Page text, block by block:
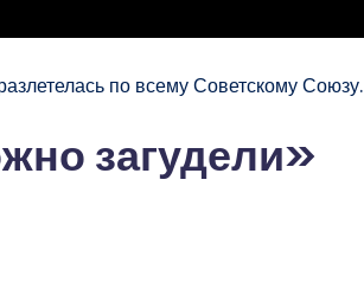
по всему Советскому Союзу.
загудели»